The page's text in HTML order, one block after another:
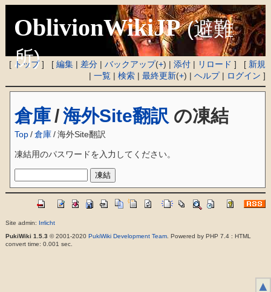
OblivionWikiJP (避難
所)
[ トップ] [編集 | 差分 |バックアップ(+) |添付 | リロード ] [ 新規
|一覧 |検索 |最終更新(+) |ヘルプ| ログイン ]
倉庫 /海外Site翻訳 の凍結
Top /倉庫/海外Site翻訳
凍結用のパスワードを入力してください。
Site admin: Irrlicht
PukiWiki 1.5.3 © 2001-2020 PukiWiki Development Team. Powered by PHP 7.4 : HTML
convert time: 0.001 sec.
▲